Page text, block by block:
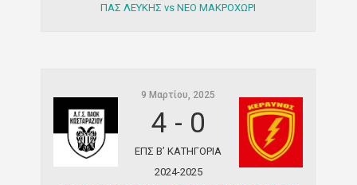
ΠΑΣ ΛΕΥΚΗΣ vs ΝΕΟ ΜΑΚΡΟΧΩΡΙ
9 Μαρτίου, 2025
4 - 0
ΕΠΣ Β’ ΚΑΤΗΓΟΡΙΑ
2024-2025